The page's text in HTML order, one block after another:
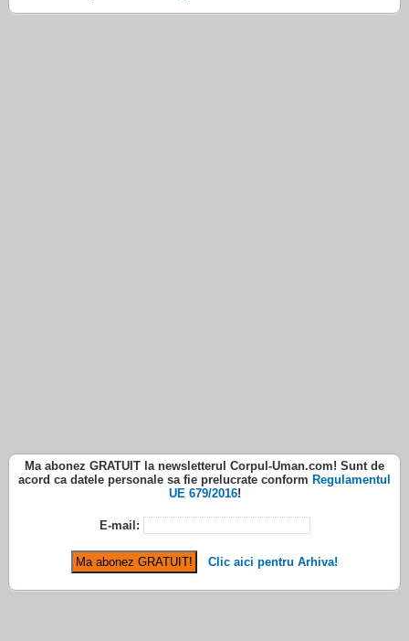
Ma abonez GRATUIT la newsletterul Corpul-Uman.com! Sunt de
acord ca datele personale sa fie prelucrate conform Regulamentul
UE 679/2016!
E-mail:
Clic aici pentru Arhiva!